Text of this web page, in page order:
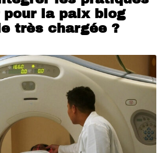
la paix blog
très chargée ?